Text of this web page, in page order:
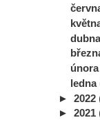
února
ledna
► 2022
► 2021